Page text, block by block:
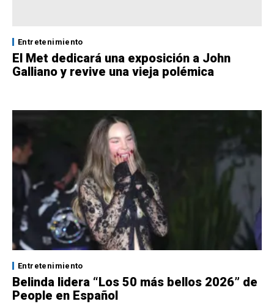
Entretenimiento
El Met dedicará una exposición a John
Galliano y revive una vieja polémica
Entretenimiento
Belinda lidera “Los 50 más bellos 2026” de
People en Español